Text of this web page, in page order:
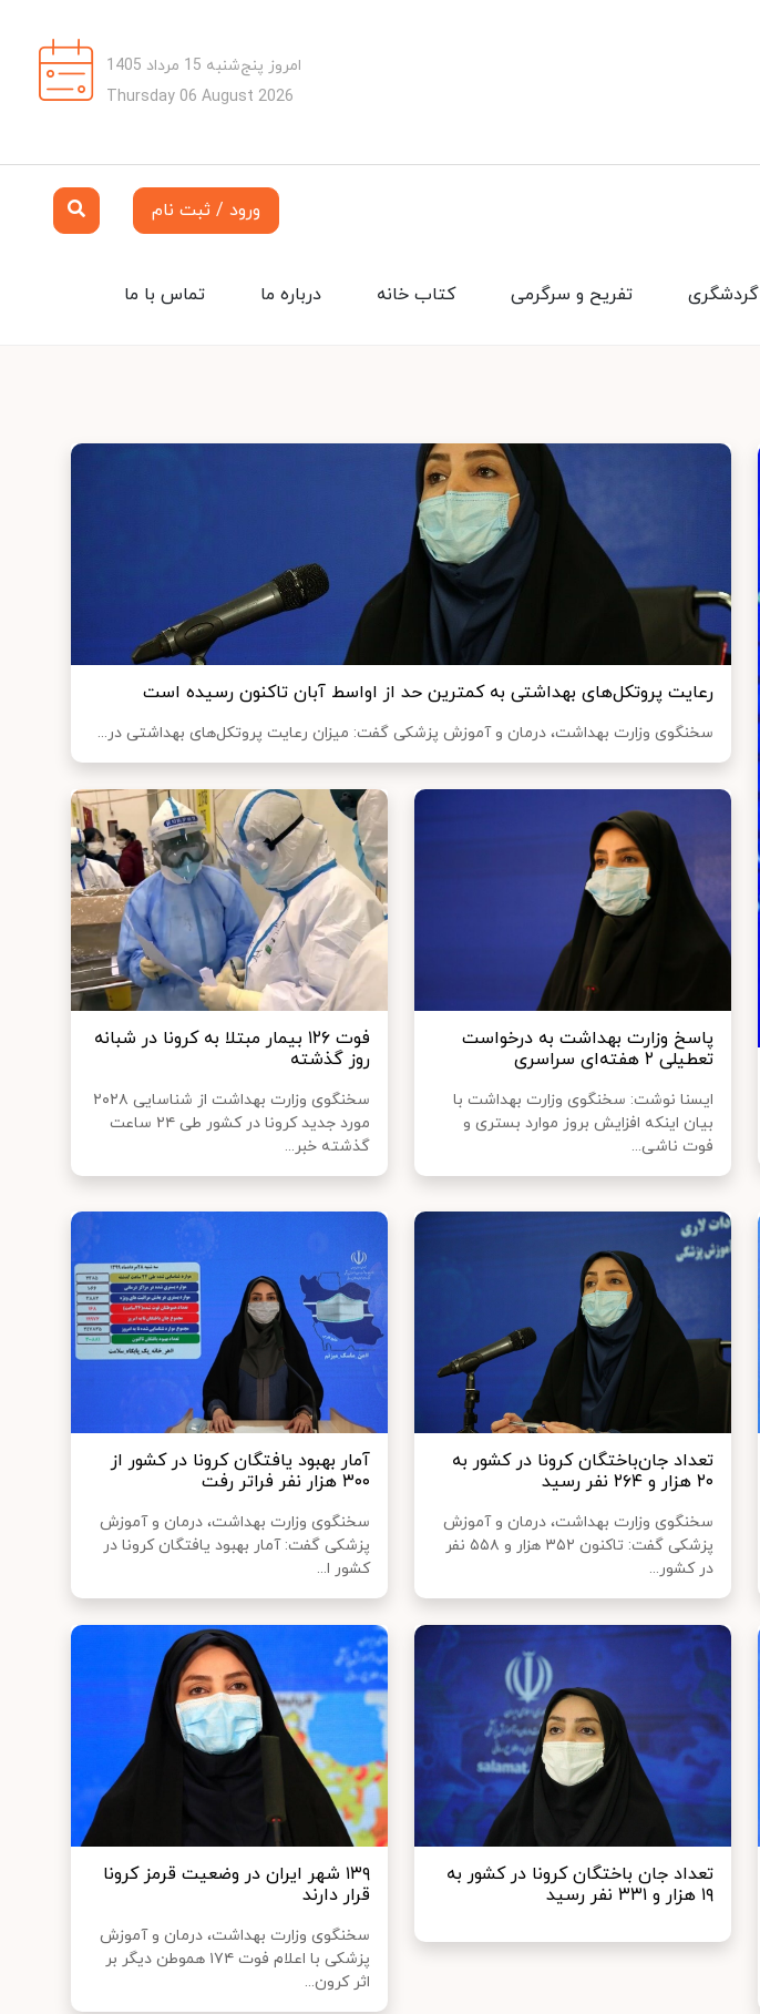
امروز پنج‌شنبه 15 مرداد 1405
Thursday 06 August 2026
ورود / ثبت نام
تماس با ما درباره ما کتاب خانه تفریح و سرگرمی گردشگری
رعایت پروتکل‌های بهداشتی به کمترین حد از اواسط آبان تاکنون رسیده است
سخنگوی وزارت بهداشت، درمان و آموزش پزشکی گفت: میزان رعایت پروتکل‌های بهداشتی در...
پاسخ وزارت بهداشت به درخواست
تعطیلی ۲ هفته‌ای سراسری
ایسنا نوشت: سخنگوی وزارت بهداشت با
بیان اینکه افزایش بروز موارد بستری و
فوت ناشی...
فوت ۱۲۶ بیمار مبتلا به کرونا در شبانه
روز گذشته
سخنگوی وزارت بهداشت از شناسایی ۲۰۲۸
مورد جدید کرونا در کشور طی ۲۴ ساعت
گذشته خبر...
تعداد جان‌باختگان کرونا در کشور به
۲۰ هزار و ۲۶۴ نفر رسید
سخنگوی وزارت بهداشت، درمان و آموزش
پزشکی گفت: تاکنون ۳۵۲ هزار و ۵۵۸ نفر
در کشور...
آمار بهبود یافتگان کرونا در کشور از
۳۰۰ هزار نفر فراتر رفت
سخنگوی وزارت بهداشت، درمان و آموزش
پزشکی گفت: آمار بهبود یافتگان کرونا در
کشور ا...
تعداد جان باختگان کرونا در کشور به
۱۹ هزار و ۳۳۱ نفر رسید
۱۳۹ شهر ایران در وضعیت قرمز کرونا
قرار دارند
سخنگوی وزارت بهداشت، درمان و آموزش
پزشکی با اعلام فوت ۱۷۴ هموطن دیگر بر
اثر کرون...